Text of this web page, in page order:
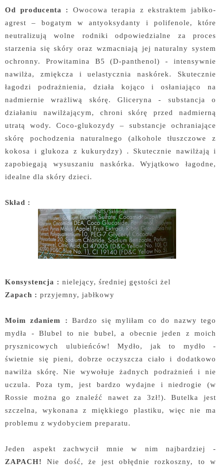
Od producenta :
Owocowa terapia z ekstraktem jabłko-
agrest – bogatym w antyoksydanty i polifenole, które
neutralizują wolne rodniki odpowiedzialne za proces
starzenia się skóry oraz wzmacniają jej naturalny system
ochronny. Prowitamina B5 (D-panthenol) - intensywnie
nawilża, zmiękcza i uelastycznia naskórek. Skutecznie
łagodzi podrażnienia, działa kojąco i osłaniająco na
nadmiernie wrażliwą skórę. Gliceryna - substancja o
działaniu nawilżającym, chroni skórę przed nadmierną
utratą wody. Coco-glukozydy – substancje ochraniające
skórę pochodzenia naturalnego (alkohole tłuszczowe z
kokosa i glukoza z kukurydzy) . Skutecznie nawilżają i
zapobiegają wysuszaniu naskórka. Wyjątkowo łagodne,
idealne dla skóry dzieci.
Skład :
Konsystencja : nielejący, średniej gęstości żel
Zapach : przyjemny, jabłkowy
Moim zdaniem :Bardzo się myliłam co do nazwy tego
mydła - Blubel to nie bubel, a obecnie jeden z moich
prysznicowych ulubieńców! Mydło, jak to mydło -
świetnie się pieni, dobrze oczyszcza ciało i dodatkowo
nawilża skórę. Nie wywołuje żadnych podrażnień i nie
uczula. Poza tym, jest bardzo wydajne i niedrogie (w
Rossie można go znaleźć nawet za 3zł!). Butelka jest
szczelna, wykonana z miękkiego plastiku, więc nie ma
problemu z wydobyciem preparatu.
Jeden aspekt zachwycił mnie w nim najbardziej -
ZAPACH!
Nie dość, że jest obłędnie rozkoszny, to w